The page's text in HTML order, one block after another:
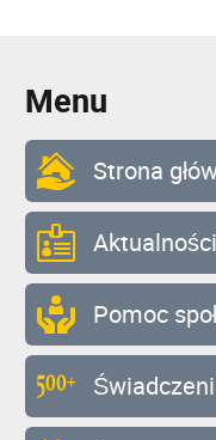
Menu
Strona
Pomoc